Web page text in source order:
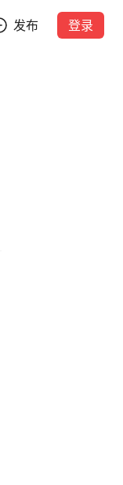
发布 登录